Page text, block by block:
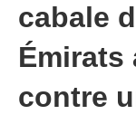
cabale
Émirats
contre